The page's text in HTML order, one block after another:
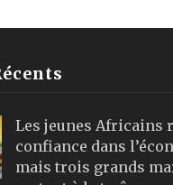
Les jeunes Africains
confiance dans
mais trois grands